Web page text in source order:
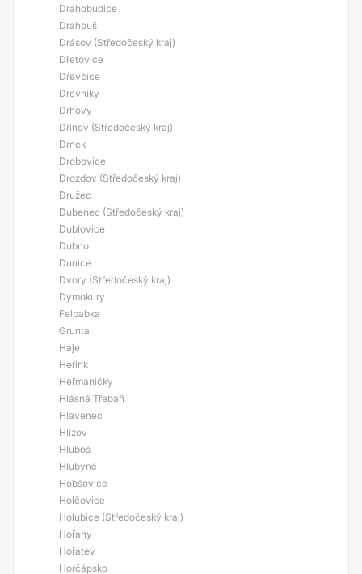
Drahobudice
Drahouš
Drásov (Středočeský kraj)
Dřetovice
Dřevčice
Drevníky
Drhovy
Dřínov (Středočeský kraj)
Drnek
Drobovice
Drozdov (Středočeský kraj)
Družec
Dubenec (Středočeský kraj)
Dublovice
Dubno
Dunice
Dvory (Středočeský kraj)
Dymokury
Felbabka
Grunta
Háje
Herink
Heřmaničky
Hlásná Třebaň
Hlavenec
Hlízov
Hluboš
Hlubyně
Hobšovice
Holčovice
Holubice (Středočeský kraj)
Hořany
Hořátev
Horčápsko